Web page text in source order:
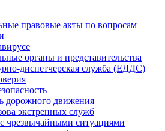
правовые акты по вопросам
органы и представительства
диспетчерская служба (ЕДДС)
дорожного движения
экстренных служб
чрезвычайными ситуациями